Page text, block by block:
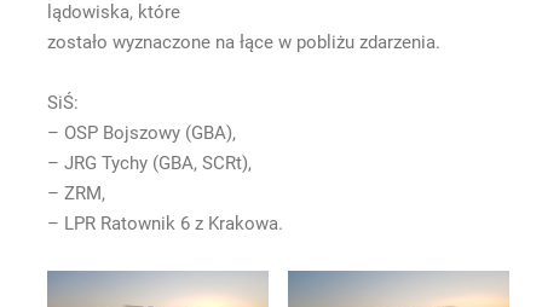
lądowiska, które
zostało wyznaczone na łące w pobliżu zdarzenia.
SiŚ:
– OSP Bojszowy (GBA),
– JRG Tychy (GBA, SCRt),
– ZRM,
– LPR Ratownik 6 z Krakowa.